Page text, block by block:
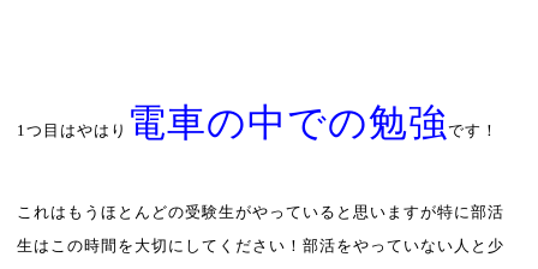
1つ目はやはり 電車の中での勉強です！
これはもうほとんどの受験生がやっていると思いますが特に部活
生はこの時間を大切にしてください！部活をやっていない人と少